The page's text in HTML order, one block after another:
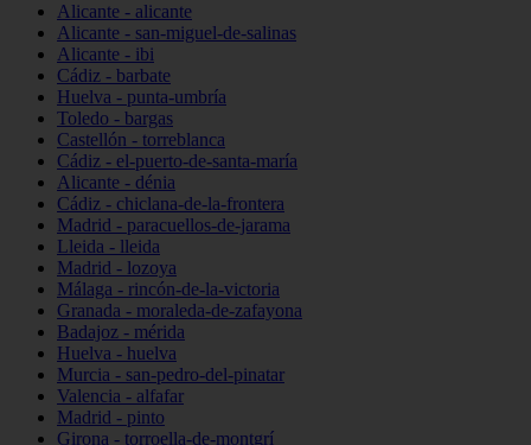
Alicante - alicante
Alicante - san-miguel-de-salinas
Alicante - ibi
Cádiz - barbate
Huelva - punta-umbría
Toledo - bargas
Castellón - torreblanca
Cádiz - el-puerto-de-santa-maría
Alicante - dénia
Cádiz - chiclana-de-la-frontera
Madrid - paracuellos-de-jarama
Lleida - lleida
Madrid - lozoya
Málaga - rincón-de-la-victoria
Granada - moraleda-de-zafayona
Badajoz - mérida
Huelva - huelva
Murcia - san-pedro-del-pinatar
Valencia - alfafar
Madrid - pinto
Girona - torroella-de-montgrí